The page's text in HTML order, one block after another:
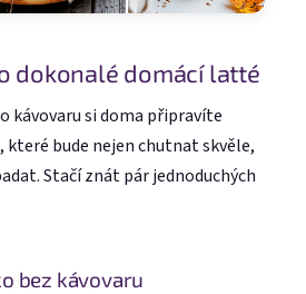
dokonalé domácí latté
kávovaru si doma připravíte
bude nejen chutnat skvěle,
Stačí znát pár jednoduchých
bez kávovaru